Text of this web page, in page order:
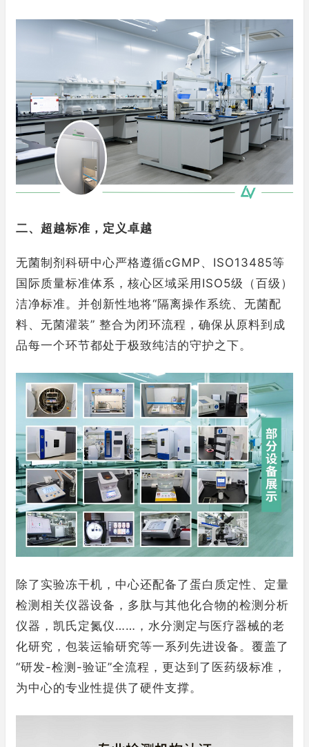
二、超越标准，定义卓越
无菌制剂科研中心严格遵循cGMP、ISO13485等
国际质量标准体系，核心区域采用ISO5级（百级）
洁净标准。并创新性地将“隔离操作系统、无菌配
料、无菌灌装” 整合为闭环流程，确保从原料到成
品每一个环节都处于极致纯洁的守护之下。
除了实验冻干机，中心还配备了蛋白质定性、定量
检测相关仪器设备，多肽与其他化合物的检测分析
仪器，凯氏定氮仪……，水分测定与医疗器械的老
化研究，包装运输研究等一系列先进设备。覆盖了
“研发-检测-验证”全流程，更达到了医药级标准，
为中心的专业性提供了硬件支撑。